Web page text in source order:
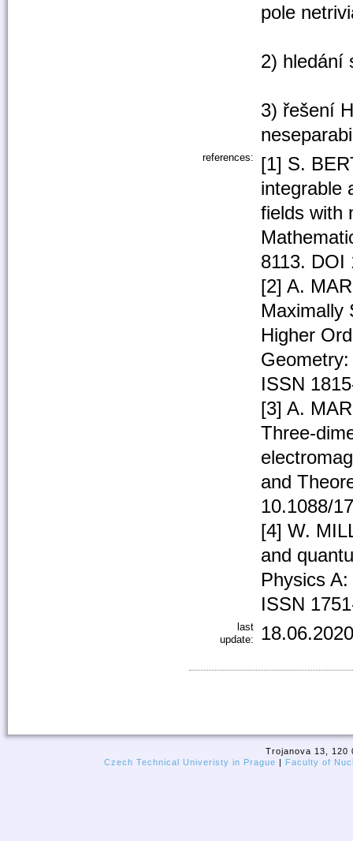
pole
2) hledání
3) řešení
references:
[1] S.
integrable
fields with
8113. DOI
[2] A.
Maximally
Higher
ISSN
[3] A.
Three-
and
10.1088/
[4] W.
and
Physics
ISSN
last
update:
Trojanova 13, 120
Czech Technical Univeristy in Prague
Faculty of